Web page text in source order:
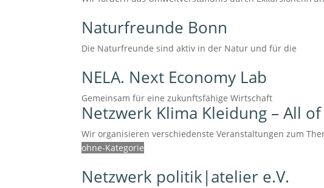
Naturfreunde Bonn
Die Naturfreunde sind aktiv in der Natur und für die
NELA. Next Economy Lab
Gemeinsam für eine zukunftsfähige Wirtschaft
Netzwerk Klima Kleidung – All
Wir organisieren verschiedenste Veranstaltungen zum
ohne-Kategorie
Netzwerk politik|atelier e.V.